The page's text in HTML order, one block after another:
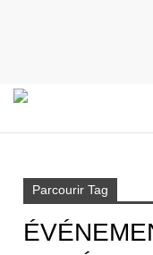
Parcourir Tag